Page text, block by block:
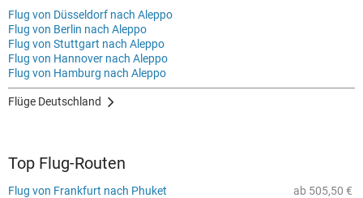
Flug von Düsseldorf nach Aleppo
Flug von Berlin nach Aleppo
Flug von Stuttgart nach Aleppo
Flug von Hannover nach Aleppo
Flug von Hamburg nach Aleppo
Flüge Deutschland
Top Flug-Routen
ab 505,50 €
Flug von Frankfurt nach Phuket